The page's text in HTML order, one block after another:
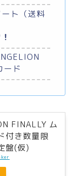
ト（送料
ード
FINALLY ム
付き数量限
盤(仮)